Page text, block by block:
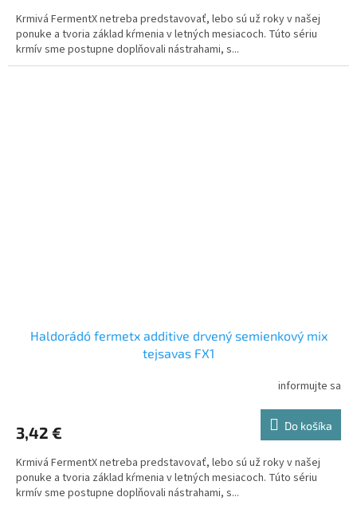
Krmivá FermentX netreba predstavovať, lebo sú už roky v našej
ponuke a tvoria základ kŕmenia v letných mesiacoch. Túto sériu
krmív sme postupne doplňovali nástrahami, s...
Haldorádó fermetx additive drvený semienkový mix
tejsavas FX1
informujte sa
3,42 € Do košíka
Krmivá FermentX netreba predstavovať, lebo sú už roky v našej
ponuke a tvoria základ kŕmenia v letných mesiacoch. Túto sériu
krmív sme postupne doplňovali nástrahami, s...